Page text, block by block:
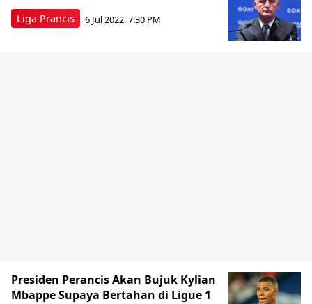
Liga Prancis 6 Jul 2022, 7:30 PM
Presiden Perancis Akan Bujuk Kylian
Mbappe Supaya Bertahan di Ligue 1